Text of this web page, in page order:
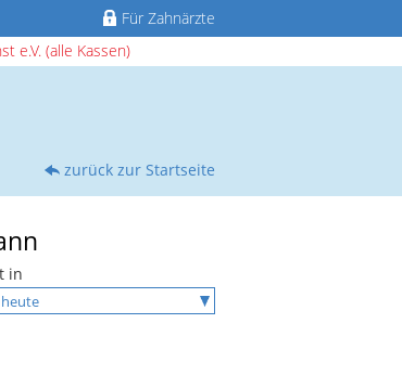
Für Zahnärzte
e.V. (alle Kassen)
zurück zur Startseite
in